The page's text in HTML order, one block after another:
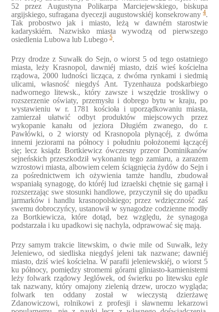
52 przez Augustyna Polikarpa Marciejewskiego, biskupa
argijskiego, sufragana dyecezji augustowskiéj konsekrowany4.
Tak probostwo jak i miasto, leżą w dawném starostwie
kadaryskiém. Nazwisko miasta wywodzą od pierwszego
osiedlenia Lubowa lub Lubego5.
Przy drodze z Suwałk do Sejn, o wiorst 5 od tego ostatniego
miasta, leży Krasnopol, dawniéj miasto, dziś wieś kościelna
rządowa, 2000 ludności licząca, z dwóma rynkami i siedmią
ulicami, własność niegdyś Ant. Tyzenhauza podskarbiego
nadwornego litewsk., który zawsze i wszędzie troskliwy o
rozszerzenie oświaty, przemysłu i dobrego bytu w kraju, po
wystawieniu w r. 1781 kościoła i uporządkowaniu miasta,
zamierzał ułatwić odbyt produktów miejscowych przez
wykopanie kanału od jeziora Długiém zwanego, do r.
Pawłówki, o 2 wiorsty od Krasnopola płynącéj, z dwóma
innemi jeziorami na północy i południu położonemi łączącéj
się; lecz ksiądz Bortkiewicz ówczesny przeor Dominikanów
sejneńskich przeszkodził wykonaniu tego zamiaru, a zarazem
wzrostowi miasta, albowiem celem ściągnięcia żydów do Sejn i
za pośrednictwem ich ożywienia tamże handlu, zbudował
wspaniałą synagogę, do któréj lud izraelski chętnie się garnął i
rozszerzając swe stosunki handlowe, przyczynił się do upadku
jarmarków i handlu krasnopolskiego; przez wdzięczność zaś
swemu dobroczyńcy, ustanowił w synagodze codzienne modły
za Bortkiewicza, które dotąd, bez względu, że synagoga
podstarzała i ku upadkowi się nachyla, odprawować się mają.
Przy samym trakcie litewskim, o dwie mile od Suwałk, leży
Jeleniewo, od siedliska niegdyś jeleni tak nazwane; dawniéj
miasto, dziś wieś kościelna. W parafii jeleniewskiéj, o wiorst 5
ku północy, pomiędzy stromemi górami gliniasto-kamienistemi
leży folwark rządowy Jeglówek, od świerku po litewskuegle
tak nazwany, który omajony zielenią drzew, uroczo wygląda;
folwark ten oddany został w wieczystą dzierżawę
Zdanowiczowi, rolnikowi z profesji i sławnemu lekarzowi